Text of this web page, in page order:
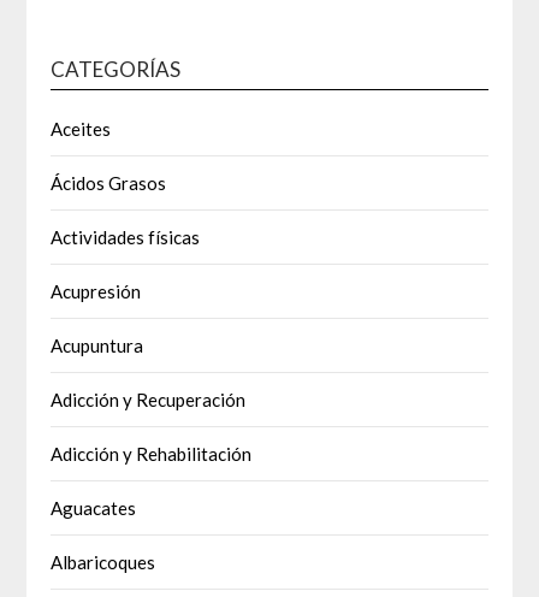
CATEGORÍAS
Aceites
Ácidos Grasos
Actividades físicas
Acupresión
Acupuntura
Adicción y Recuperación
Adicción y Rehabilitación
Aguacates
Albaricoques